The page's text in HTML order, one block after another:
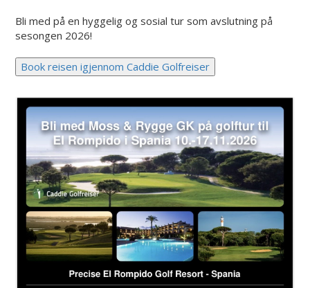
Bli med på en hyggelig og sosial tur som avslutning på
sesongen 2026!